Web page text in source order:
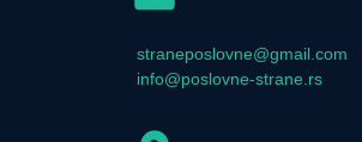
straneposlovne@gmail.com
info@poslovne-strane.rs